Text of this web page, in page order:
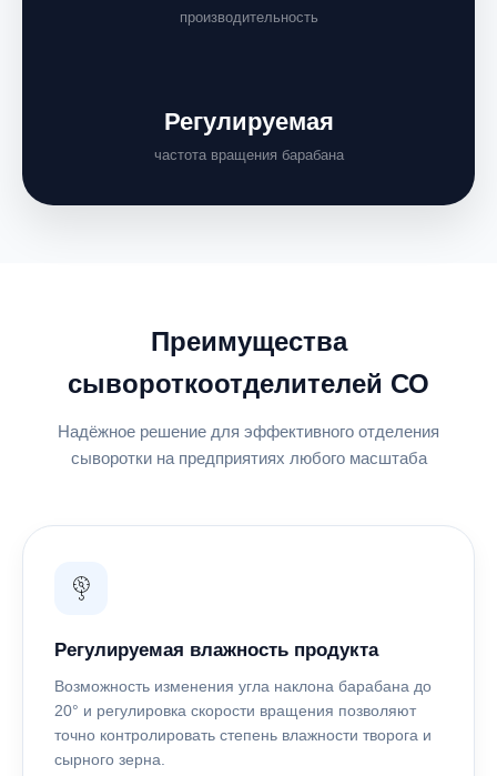
производительность
Регулируемая
частота вращения барабана
Преимущества
сывороткоотделителей СО
Надёжное решение для эффективного отделения
сыворотки на предприятиях любого масштаба
Регулируемая влажность продукта
Возможность изменения угла наклона барабана до
20° и регулировка скорости вращения позволяют
точно контролировать степень влажности творога и
сырного зерна.